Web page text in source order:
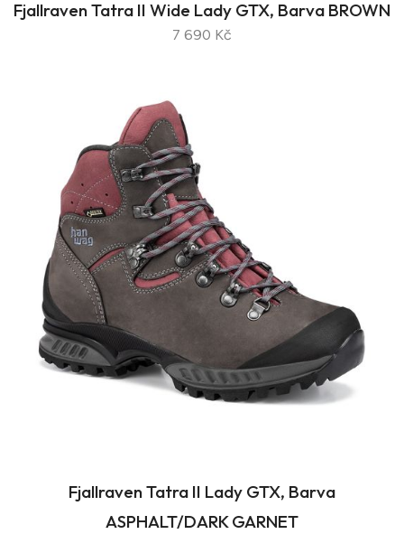
Fjallraven Tatra II Wide Lady GTX, Barva BROWN
7 690 Kč
Fjallraven Tatra II Lady GTX, Barva
ASPHALT/DARK GARNET